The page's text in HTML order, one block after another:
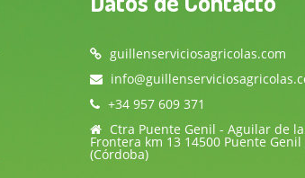
guillenserviciosagricolas.com
+34 957 609 371
Ctra Puente Genil - Aguilar de la
Frontera km 13 14500 Puente Genil
(Córdoba)